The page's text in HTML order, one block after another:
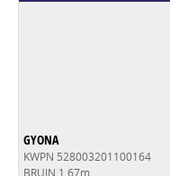
GYONA
KWPN 528003201100164
BRUIN 1,67m